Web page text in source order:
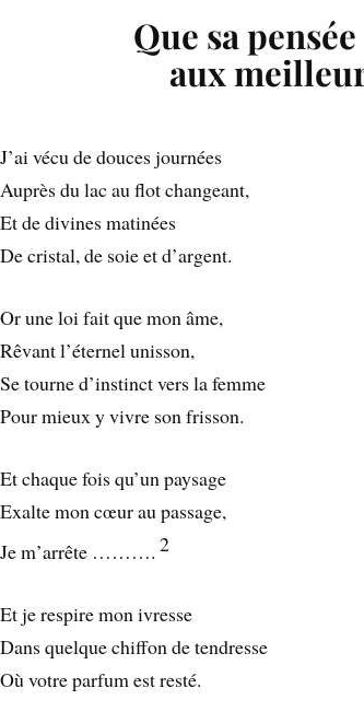
Que sa
aux
J’ai vécu de douces journées
Auprès du lac au flot changeant,
Et de divines matinées
De cristal, de soie et d’argent.
Or une loi fait que mon âme,
Rêvant l’éternel unisson,
Se tourne d’instinct vers la femme
Pour mieux y vivre son frisson.
Et chaque fois qu’un paysage
Exalte mon cœur au passage,
Je m’arrête ……….2
Et je respire mon ivresse
Dans quelque chiffon de tendresse
Où votre parfum est resté.